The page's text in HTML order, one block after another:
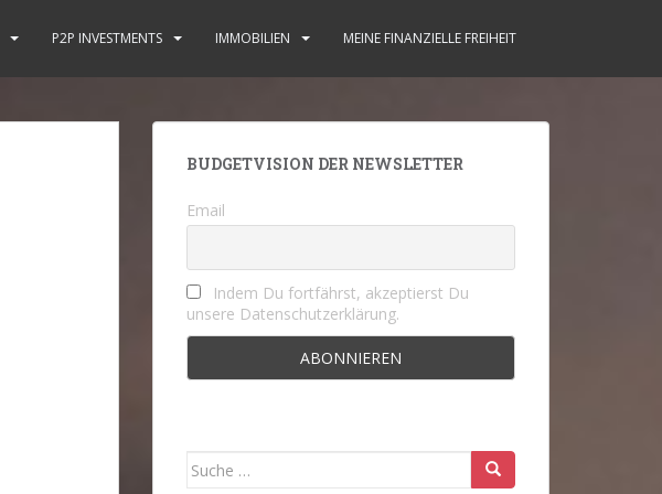
P2P INVESTMENTS IMMOBILIEN MEINE FINANZIELLE FREIHEIT
BUDGETVISION DER NEWSLETTER
Email
Indem Du fortfährst, akzeptierst Du
unsere Datenschutzerklärung.
Suche